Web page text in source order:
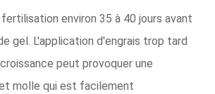
environ 35 à 40 jours avant
gel. L'application d'engrais trop tard
peut provoquer une
molle qui est facilement